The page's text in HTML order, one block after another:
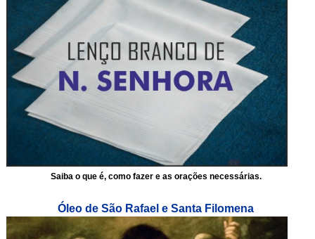
Saiba o que é, como fazer e as orações necessárias.
Óleo de São Rafael e Santa Filomena